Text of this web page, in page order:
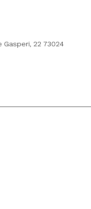
Gasperi, 22 73024